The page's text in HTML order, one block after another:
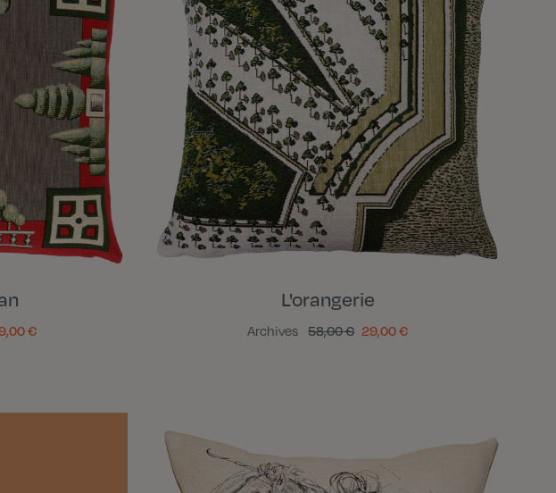
€
L'orangerie
Archives 58,00 € 29,00 €